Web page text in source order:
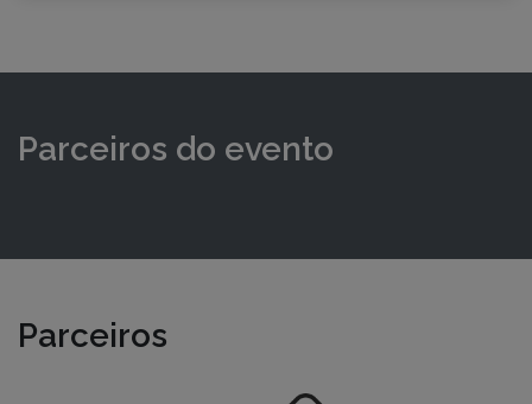
Parceiros do evento
Parceiros